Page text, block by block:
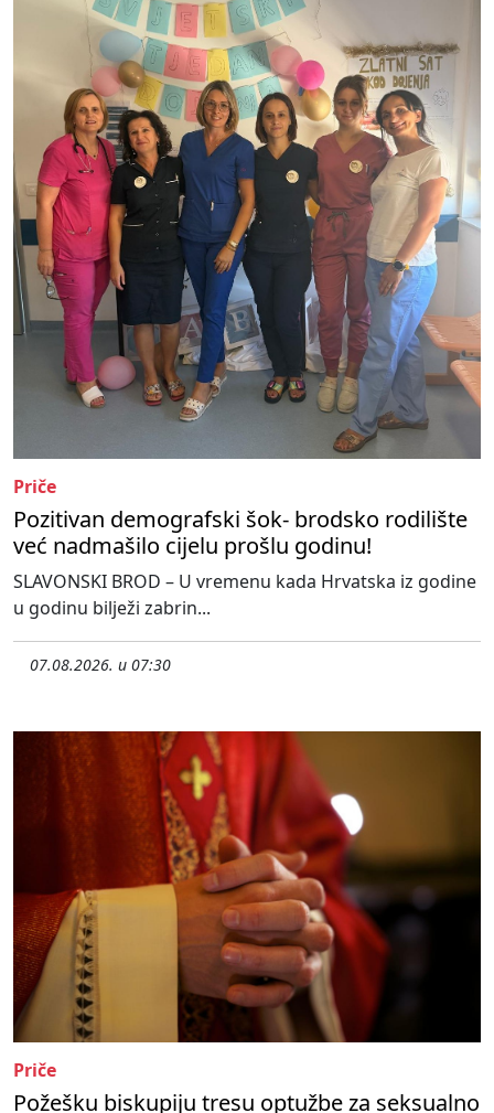
Priče
Pozitivan demografski šok- brodsko rodilište
već nadmašilo cijelu prošlu godinu!
SLAVONSKI BROD – U vremenu kada Hrvatska iz godine
u godinu bilježi zabrin...
07.08.2026. u 07:30
Priče
Požešku biskupiju tresu optužbe za seksualno